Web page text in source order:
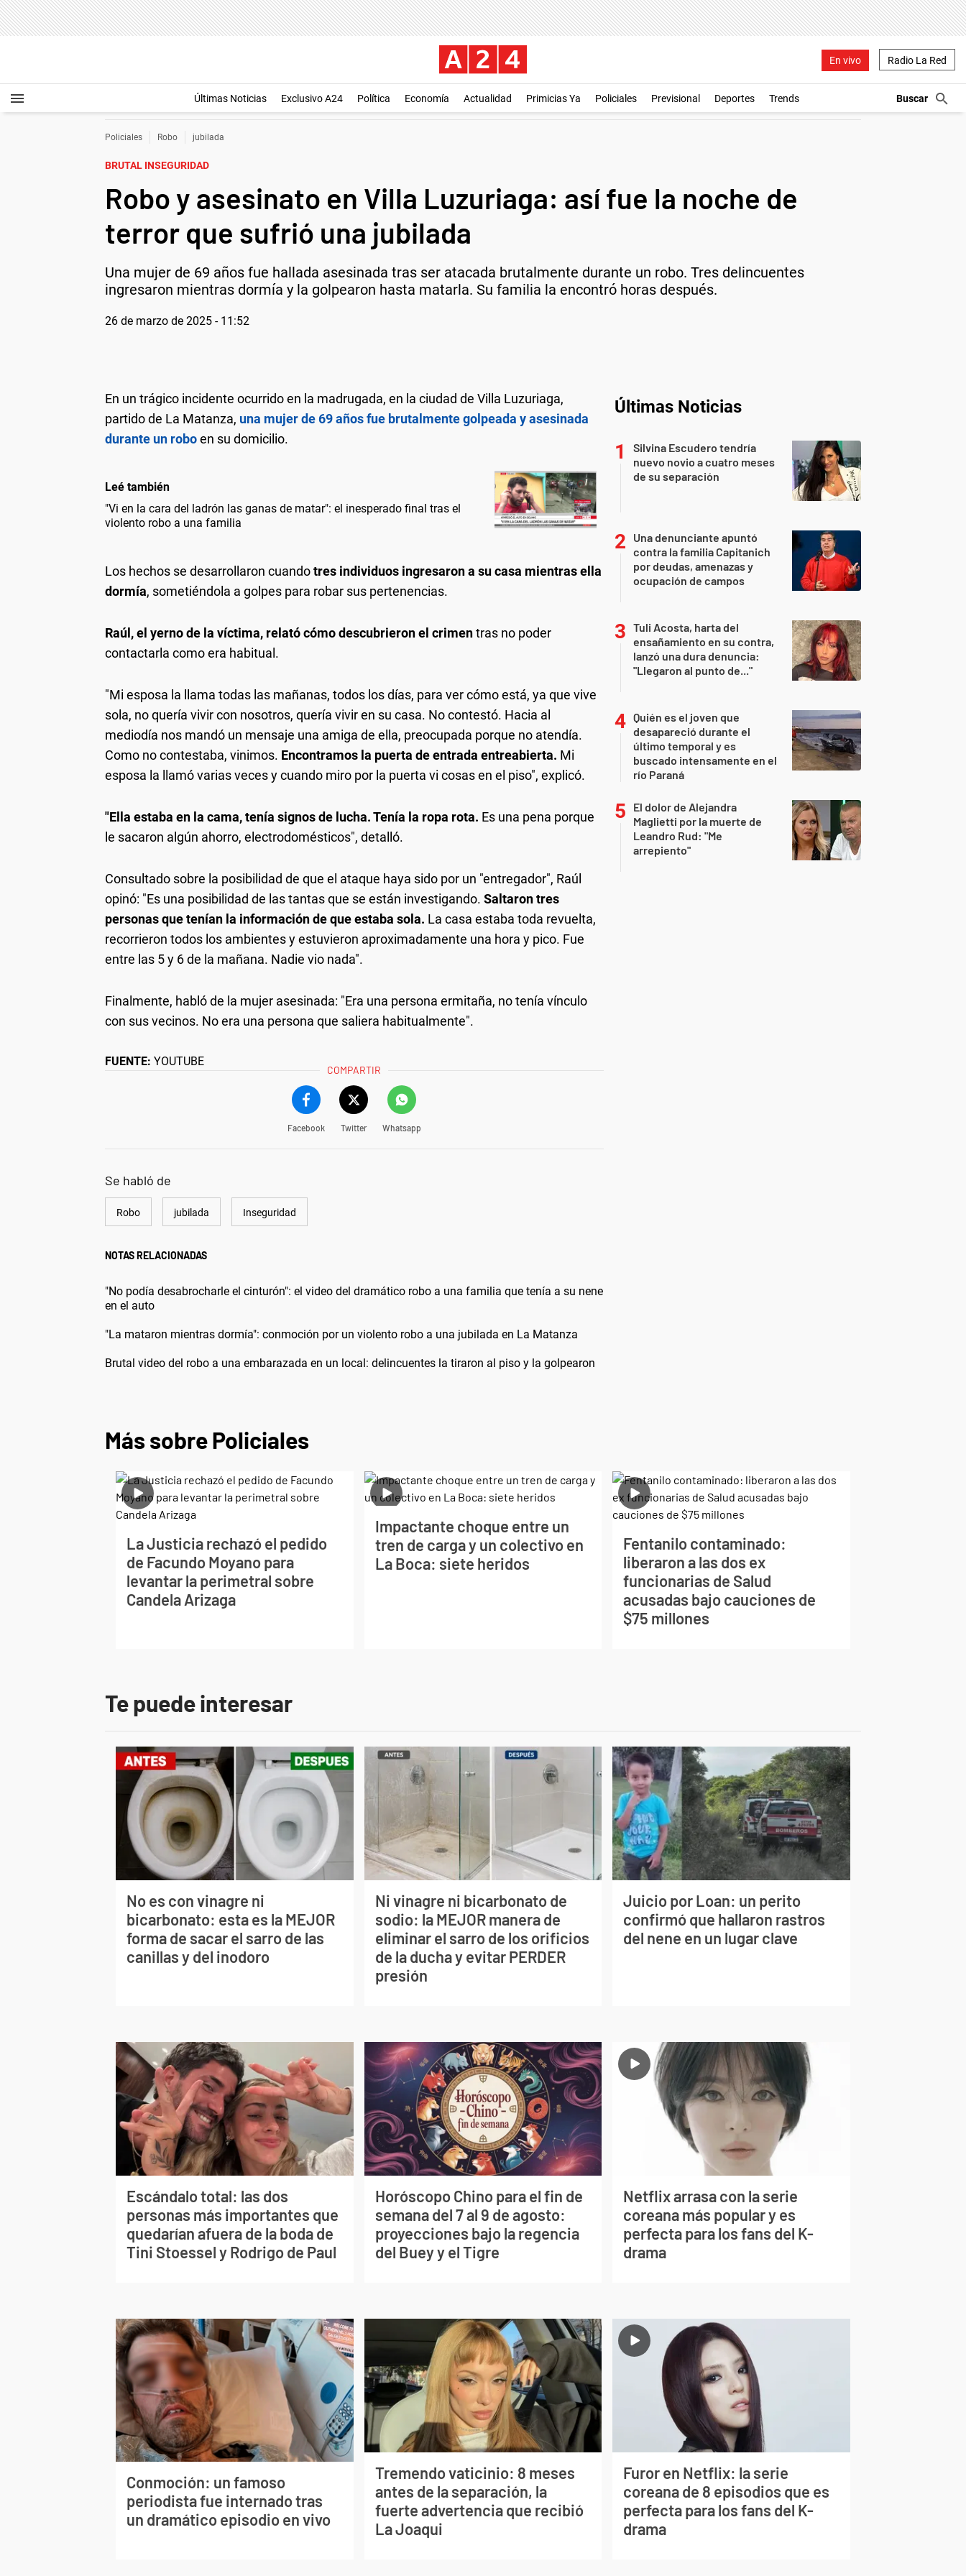
En vivo Radio La Red
Últimas Noticias Exclusivo A24 Política Economía Actualidad Primicias Ya Policiales Previsional Deportes Trends
Policiales Robo jubilada
BRUTAL INSEGURIDAD
Robo y asesinato en Villa Luzuriaga: así fue la noche de
terror que sufrió una jubilada
Una mujer de 69 años fue hallada asesinada tras ser atacada brutalmente durante un robo. Tres delincuentes
ingresaron mientras dormía y la golpearon hasta matarla. Su familia la encontró horas después.
26 de marzo de 2025 - 11:52
En un trágico incidente ocurrido en la madrugada, en la ciudad de Villa Luzuriaga,
partido de La Matanza, una mujer de 69 años fue brutalmente golpeada y asesinada
durante un roboen su domicilio.
Leé también
"Vi en la cara del ladrón las ganas de matar": el inesperado final tras el
violento robo a una familia
Los hechos se desarrollaron cuandotres individuos ingresaron a su casa mientras ella
dormía, sometiéndola a golpes para robar sus pertenencias.
Raúl, el yerno de la víctima, relató cómo descubrieron el crimentras no poder
contactarla como era habitual.
"Mi esposa la llama todas las mañanas, todos los días, para ver cómo está, ya que vive
sola, no quería vivir con nosotros, quería vivir en su casa. No contestó. Hacia al
mediodía nos mandó un mensaje una amiga de ella, preocupada porque no atendía.
Como no contestaba, vinimos. Encontramos la puerta de entrada entreabierta. Mi
esposa la llamó varias veces y cuando miro por la puerta vi cosas en el piso", explicó.
"Ella estaba en la cama, tenía signos de lucha. Tenía la ropa rota. Es una pena porque
le sacaron algún ahorro, electrodomésticos", detalló.
Consultado sobre la posibilidad de que el ataque haya sido por un "entregador", Raúl
opinó: "Es una posibilidad de las tantas que se están investigando. Saltaron tres
personas que tenían la información de que estaba sola. La casa estaba toda revuelta,
recorrieron todos los ambientes y estuvieron aproximadamente una hora y pico. Fue
entre las 5 y 6 de la mañana. Nadie vio nada".
Finalmente, habló de la mujer asesinada: "Era una persona ermitaña, no tenía vínculo
con sus vecinos. No era una persona que saliera habitualmente".
FUENTE: YOUTUBE
COMPARTIR
Facebook Twitter Whatsapp
Se habló de
Robo jubilada Inseguridad
NOTAS RELACIONADAS
"No podía desabrocharle el cinturón": el video del dramático robo a una familia que tenía a su nene
en el auto
"La mataron mientras dormía": conmoción por un violento robo a una jubilada en La Matanza
Brutal video del robo a una embarazada en un local: delincuentes la tiraron al piso y la golpearon
Últimas Noticias
Silvina Escudero tendría
nuevo novio a cuatro meses
de su separación
Una denunciante apuntó
contra la familia Capitanich
por deudas, amenazas y
ocupación de campos
Tuli Acosta, harta del
ensañamiento en su contra,
lanzó una dura denuncia:
"Llegaron al punto de..."
Quién es el joven que
desapareció durante el
último temporal y es
buscado intensamente en el
río Paraná
El dolor de Alejandra
Maglietti por la muerte de
Leandro Rud: "Me
arrepiento"
Más sobre Policiales
La Justicia rechazó el pedido
de Facundo Moyano para
levantar la perimetral sobre
Candela Arizaga
Impactante choque entre un
tren de carga y un colectivo en
La Boca: siete heridos
Fentanilo contaminado:
liberaron a las dos ex
funcionarias de Salud
acusadas bajo cauciones de
$75 millones
Te puede interesar
No es con vinagre ni
bicarbonato: esta es la MEJOR
forma de sacar el sarro de las
canillas y del inodoro
Ni vinagre ni bicarbonato de
sodio: la MEJOR manera de
eliminar el sarro de los orificios
de la ducha y evitar PERDER
presión
Juicio por Loan: un perito
confirmó que hallaron rastros
del nene en un lugar clave
Escándalo total: las dos
personas más importantes que
quedarían afuera de la boda de
Tini Stoessel y Rodrigo de Paul
Horóscopo Chino para el fin de
semana del 7 al 9 de agosto:
proyecciones bajo la regencia
del Buey y el Tigre
Netflix arrasa con la serie
coreana más popular y es
perfecta para los fans del K-
drama
Conmoción: un famoso
periodista fue internado tras
un dramático episodio en vivo
Tremendo vaticinio: 8 meses
antes de la separación, la
fuerte advertencia que recibió
La Joaqui
Furor en Netflix: la serie
coreana de 8 episodios que es
perfecta para los fans del K-
drama